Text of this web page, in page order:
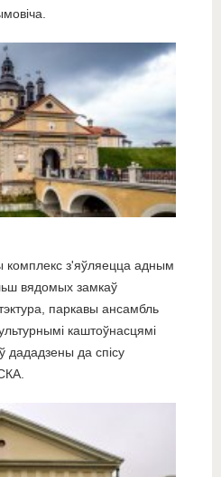
комплекс з'яўляецца адным
вядомых замкаў
паркавы ансамбль
каштоўнасцямі
дададзены да спісу